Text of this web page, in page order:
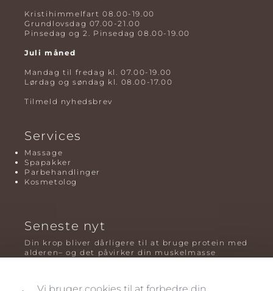
Kristihimmelfart 08.00-19.00
Grundlovsdag 07.00-21.00
Pinsedag og 2. Pinsedag 08.00-19.00
Juli måned
Mandag til fredag kl. 07.00-19.00
Lørdag og søndag kl. 08.00-17.00
Tilmeld nyhedsbrev
Services
Massage
Spapakker
Parbehandlinger
Kosmetolog
Seneste nyt
Din krop bliver dårligere til at bruge protein med
alderen– og det påvirker din muskelmasse